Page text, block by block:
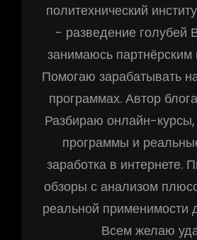
политехнический
- разведение голубей
занимаюсь партнёрским
Помогаю зарабатывать
программах. Автор
Разбираю онлайн-курсы,
программы и
заработка в интернете.
обзоры с анализом
реальной применимости
Всем желаю